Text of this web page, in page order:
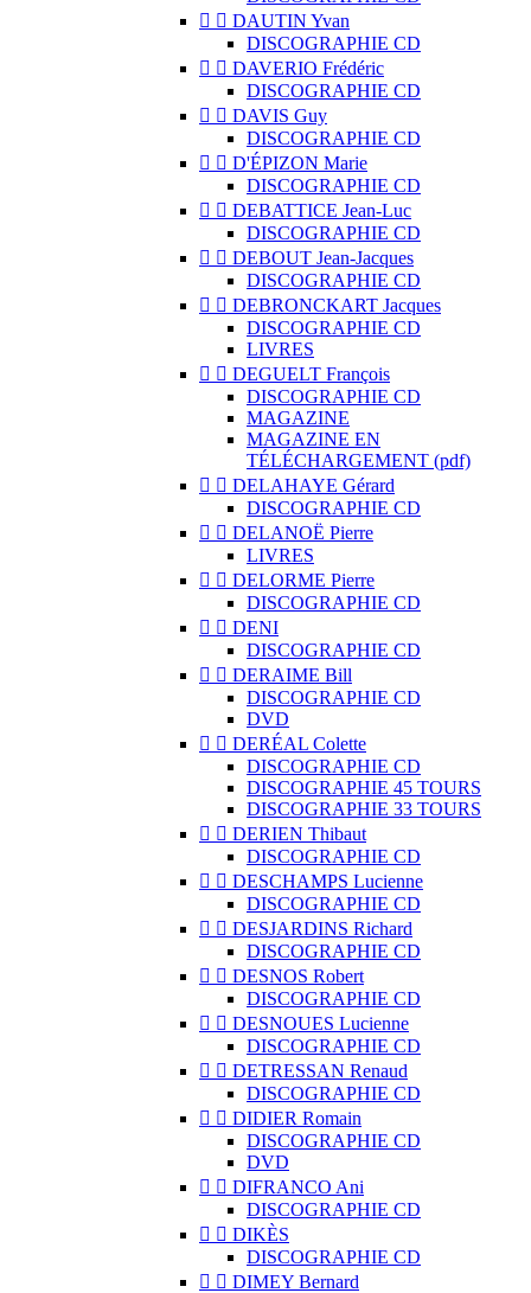
  DAUTIN Yvan
DISCOGRAPHIE CD
  DAVERIO Frédéric
DISCOGRAPHIE CD
  DAVIS Guy
DISCOGRAPHIE CD
  D'ÉPIZON Marie
DISCOGRAPHIE CD
  DEBATTICE Jean-Luc
DISCOGRAPHIE CD
  DEBOUT Jean-Jacques
DISCOGRAPHIE CD
  DEBRONCKART Jacques
DISCOGRAPHIE CD
LIVRES
  DEGUELT François
DISCOGRAPHIE CD
MAGAZINE
MAGAZINE EN
TÉLÉCHARGEMENT (pdf)
  DELAHAYE Gérard
DISCOGRAPHIE CD
  DELANOË Pierre
LIVRES
  DELORME Pierre
DISCOGRAPHIE CD
  DENI
DISCOGRAPHIE CD
  DERAIME Bill
DISCOGRAPHIE CD
DVD
  DERÉAL Colette
DISCOGRAPHIE CD
DISCOGRAPHIE 45 TOURS
DISCOGRAPHIE 33 TOURS
  DERIEN Thibaut
DISCOGRAPHIE CD
  DESCHAMPS Lucienne
DISCOGRAPHIE CD
  DESJARDINS Richard
DISCOGRAPHIE CD
  DESNOS Robert
DISCOGRAPHIE CD
  DESNOUES Lucienne
DISCOGRAPHIE CD
  DETRESSAN Renaud
DISCOGRAPHIE CD
  DIDIER Romain
DISCOGRAPHIE CD
DVD
  DIFRANCO Ani
DISCOGRAPHIE CD
  DIKÈS
DISCOGRAPHIE CD
  DIMEY Bernard